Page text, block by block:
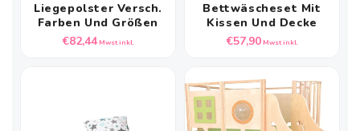
Liegepolster Versch.
Farben Und Größen
Normaler
€82,44Mwst inkl.
Bettwäscheset Mit
Kissen Und Decke
Normaler
€57,90Mwst inkl.